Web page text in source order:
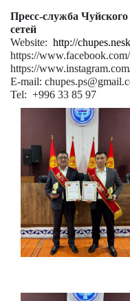
Пресс-служба
сетей
Website: http://
https://
https://
E-mail:
Tel: +996 33 85 97